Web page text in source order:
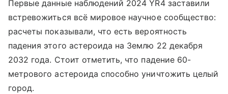
Первые данные наблюдений 2024 YR4 заставили
встревожиться всё мировое научное сообщество:
расчеты показывали, что есть вероятность
падения этого астероида на Землю 22 декабря
2032 года. Стоит отметить, что падение 60-
метрового астероида способно уничтожить целый
город.